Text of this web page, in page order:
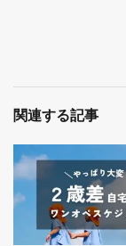
関連する記事